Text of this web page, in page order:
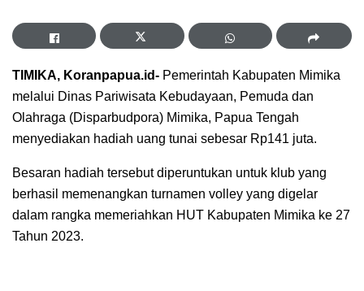
TIMIKA, Koranpapua.id- Pemerintah Kabupaten Mimika
melalui Dinas Pariwisata Kebudayaan, Pemuda dan
Olahraga (Disparbudpora) Mimika, Papua Tengah
menyediakan hadiah uang tunai sebesar Rp141 juta.
Besaran hadiah tersebut diperuntukan untuk klub yang
berhasil memenangkan turnamen volley yang digelar
dalam rangka memeriahkan HUT Kabupaten Mimika ke 27
Tahun 2023.